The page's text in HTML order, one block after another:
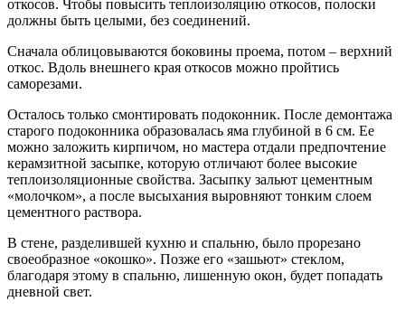
откосов. Чтобы повысить теплоизоляцию откосов, полоски
должны быть целыми, без соединений.
Сначала облицовываются боковины проема, потом – верхний
откос. Вдоль внешнего края откосов можно пройтись
саморезами.
Осталось только смонтировать подоконник. После демонтажа
старого подоконника образовалась яма глубиной в 6 см. Ее
можно заложить кирпичом, но мастера отдали предпочтение
керамзитной засыпке, которую отличают более высокие
теплоизоляционные свойства. Засыпку зальют цементным
«молочком», а после высыхания выровняют тонким слоем
цементного раствора.
В стене, разделившей кухню и спальню, было прорезано
своеобразное «окошко». Позже его «зашьют» стеклом,
благодаря этому в спальню, лишенную окон, будет попадать
дневной свет.